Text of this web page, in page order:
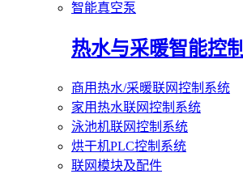
智能真空泵
热水与采暖智能控制
商用热水/采暖联网控制系统
家用热水联网控制系统
泳池机联网控制系统
烘干机PLC控制系统
联网模块及配件